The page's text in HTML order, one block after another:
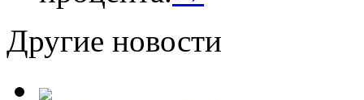
Другие новости